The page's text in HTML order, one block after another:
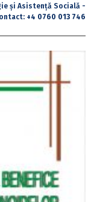
și Asistență Socială -
+4 0760 013 746